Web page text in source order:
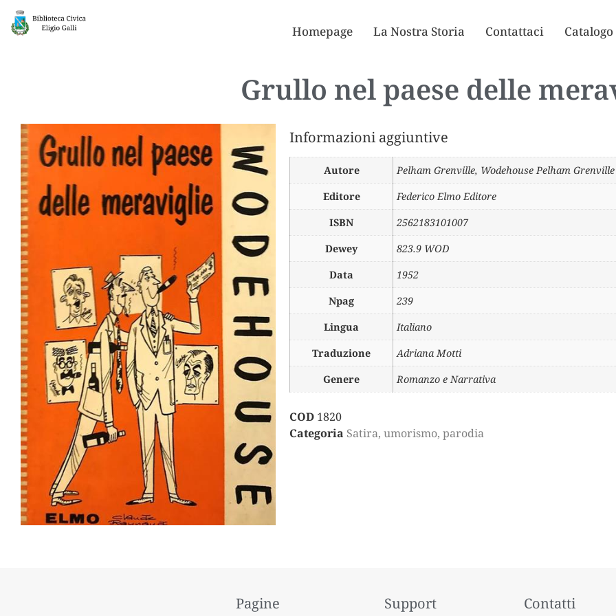
Homepage La Nostra Storia Contattaci Catalogo
Grullo nel paese delle
Informazioni aggiuntive
Autore Pelham Grenville, Wodehouse Pelham Grenville
Editore
Federico Elmo Editore
ISBN
2562183101007
Dewey
823.9 WOD
Data
1952
Npag
239
Lingua
Italiano
Traduzione
Adriana Motti
Genere
Romanzo e Narrativa
COD 1820
Categoria Satira, umorismo, parodia
Pagine Support Contatti